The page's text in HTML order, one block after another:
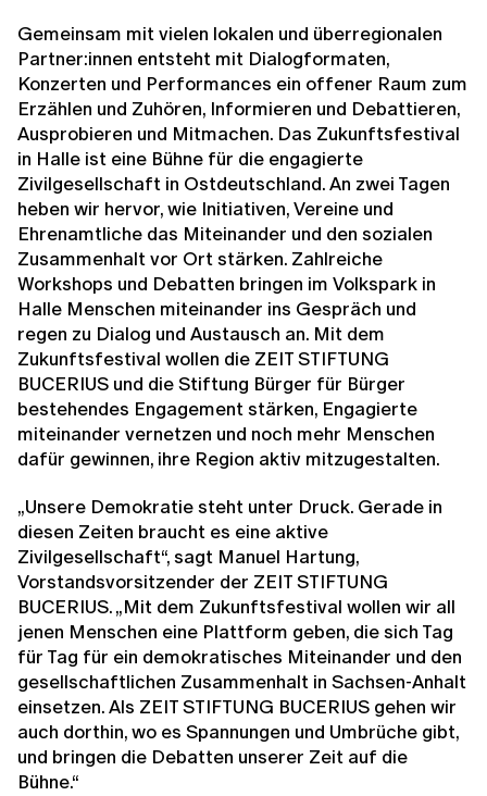
Gemeinsam mit vielen lokalen und überregionalen
Partner:innen entsteht mit Dialogformaten,
Konzerten und Performances ein offener Raum zum
Erzählen und Zuhören, Informieren und Debattieren,
Ausprobieren und Mitmachen. Das Zukunftsfestival
in Halle ist eine Bühne für die engagierte
Zivilgesellschaft in Ostdeutschland. An zwei Tagen
heben wir hervor, wie Initiativen, Vereine und
Ehrenamtliche das Miteinander und den sozialen
Zusammenhalt vor Ort stärken. Zahlreiche
Workshops und Debatten bringen im Volkspark in
Halle Menschen miteinander ins Gespräch und
regen zu Dialog und Austausch an. Mit dem
Zukunftsfestival wollen die ZEIT STIFTUNG
BUCERIUS und die Stiftung Bürger für Bürger
bestehendes Engagement stärken, Engagierte
miteinander vernetzen und noch mehr Menschen
dafür gewinnen, ihre Region aktiv mitzugestalten.
„Unsere Demokratie steht unter Druck. Gerade in
diesen Zeiten braucht es eine aktive
Zivilgesellschaft“, sagt Manuel Hartung,
Vorstandsvorsitzender der ZEIT STIFTUNG
BUCERIUS. „Mit dem Zukunftsfestival wollen wir all
jenen Menschen eine Plattform geben, die sich Tag
für Tag für ein demokratisches Miteinander und den
gesellschaftlichen Zusammenhalt in Sachsen-Anhalt
einsetzen. Als ZEIT STIFTUNG BUCERIUS gehen wir
auch dorthin, wo es Spannungen und Umbrüche gibt,
und bringen die Debatten unserer Zeit auf die
Bühne.“